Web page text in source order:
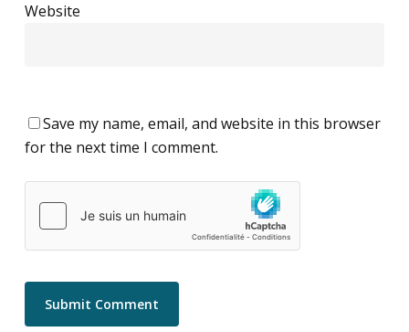
Website
Save my name, email, and website in this browser
for the next time I comment.